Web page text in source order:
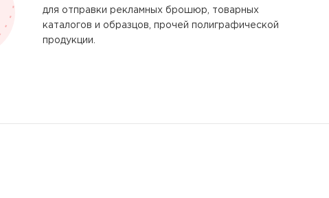
для отправки рекламных брошюр, товарных
каталогов и образцов, прочей полиграфической
продукции.